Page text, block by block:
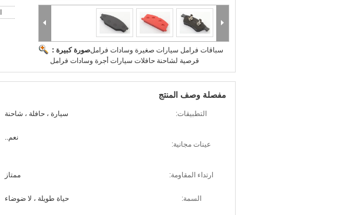
صورة كبيرة :سباقات فرامل سيارات صغيرة وسادات فرامل
قرصية لشاحنة حافلات سيارات أجرة وسادات فرامل
مفصلة وصف المنتج
التطبيقات: سيارة ، حافلة ، شاحنة
عينات مجانية:
نعم..
ارتداء المقاومة: ممتاز
السمة: حياة طويلة ، لا ضوضاء